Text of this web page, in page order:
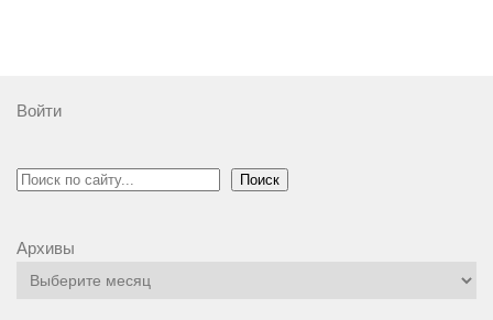
Войти
Поиск Поиск
Архивы